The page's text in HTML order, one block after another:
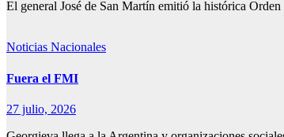
El general José de San Martín emitió la histórica
Noticias Nacionales
Fuera el FMI
27 julio, 2026